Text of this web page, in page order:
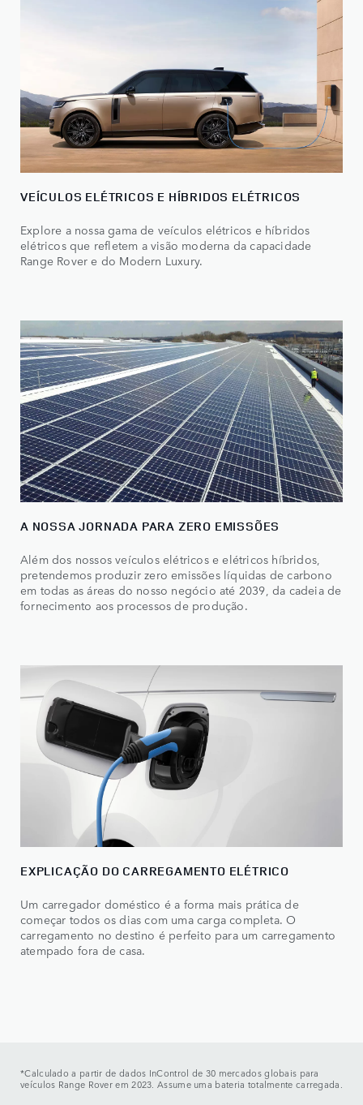
VEÍCULOS ELÉTRICOS E HÍBRIDOS ELÉTRICOS
Explore a nossa gama de veículos elétricos e híbridos
elétricos que refletem a visão moderna da capacidade
Range Rover e do Modern Luxury.
A NOSSA JORNADA PARA ZERO EMISSÕES
Além dos nossos veículos elétricos e elétricos híbridos,
pretendemos produzir zero emissões líquidas de carbono
em todas as áreas do nosso negócio até 2039, da cadeia de
fornecimento aos processos de produção.
EXPLICAÇÃO DO CARREGAMENTO ELÉTRICO
Um carregador doméstico é a forma mais prática de
começar todos os dias com uma carga completa. O
carregamento no destino é perfeito para um carregamento
atempado fora de casa.
*Calculado a partir de dados InControl de 30 mercados globais para
veículos Range Rover em 2023. Assume uma bateria totalmente carregada.